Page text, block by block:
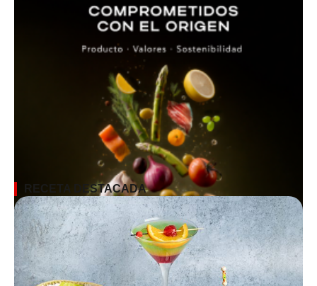
RECETA DESTACADA